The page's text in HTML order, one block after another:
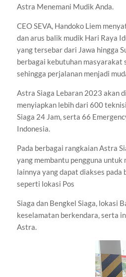
Astra Menemani Mudik Anda.
CEO SEVA, Handoko Liem
dan arus balik mudik Hari Raya
yang tersebar dari Jawa hingga
berbagai kebutuhan masyarakat
sehingga perjalanan menjadi
Astra Siaga Lebaran 2023 akan
menyiapkan lebih dari 600
Siaga 24 Jam, serta 66
Indonesia.
Pada berbagai rangkaian Astra
yang membantu pengguna
lainnya yang dapat diakses
seperti lokasi Pos
Siaga dan Bengkel Siaga, lokasi
keselamatan berkendara, serta
Astra.